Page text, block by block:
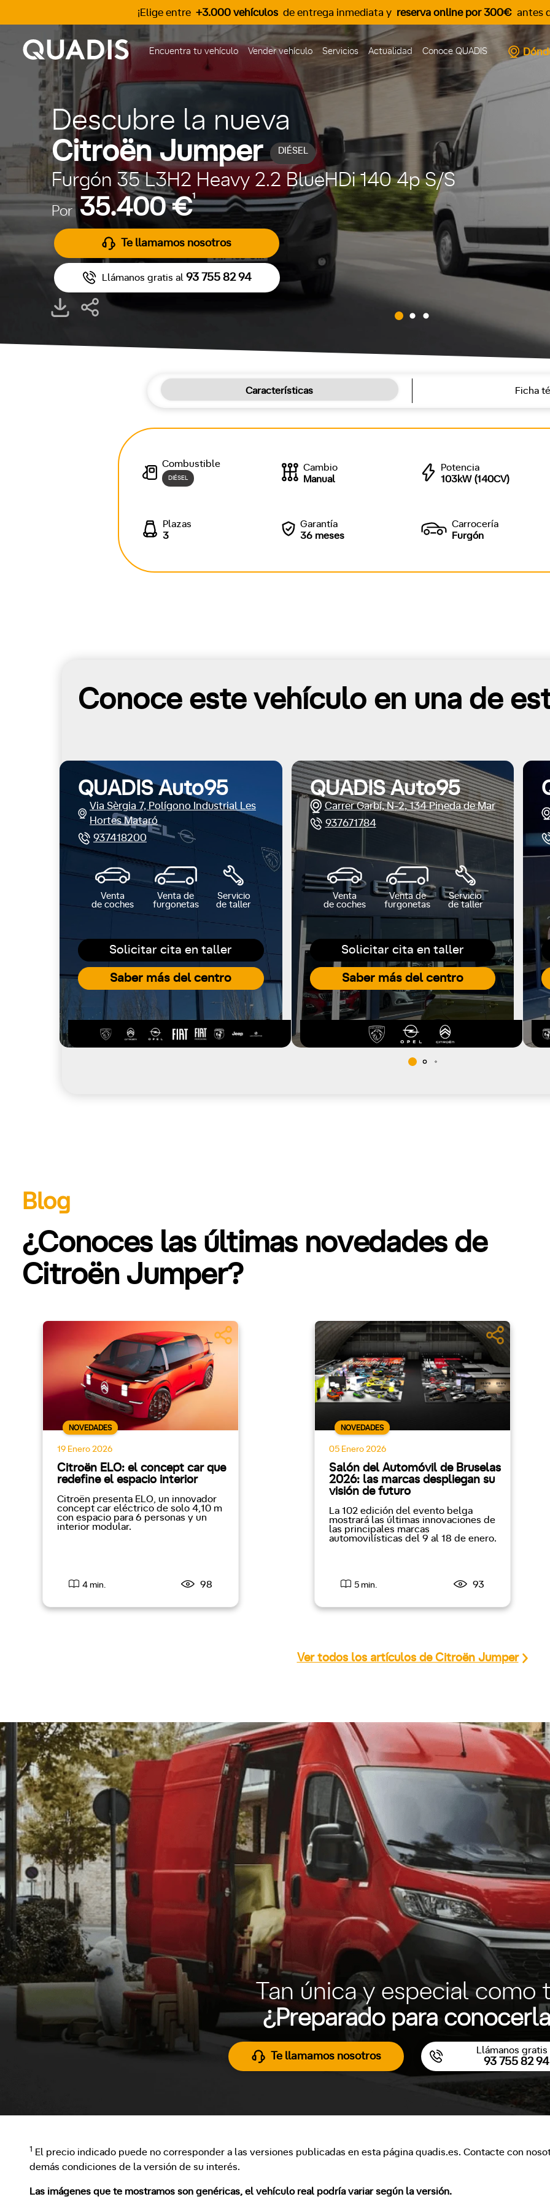
¡Elige entre +3.000 vehículos de entrega inmediata y reserva online por 300€ antes
Encuentra tu vehículo Vender vehículo Servicios Actualidad Conoce QUADIS
Descubre la nueva
Citroën Jumper
DIÉSEL
Furgón 35 L3H2 Heavy 2.2 BlueHDi 140 4p S/S
Por 35.400 €1
Te llamamos nosotros
Llámanos gratis al 93 755 82 94
Características Ficha
Combustible
DIÉSEL
Cambio
Manual
Potencia
103kW (140CV)
Plazas
3
Garantía
36 meses
Carrocería
Furgón
Conoce este vehículo en una de
Solicitar cita en taller
Saber más del centro
QUADIS Auto95
Via Sèrgia 7, Polígono Industrial Les
Hortes Mataró
937418200
Venta
de coches
Venta de
furgonetas
Servicio
de taller
Solicitar cita en taller
Saber más del centro
QUADIS Auto95
Carrer Garbí, N-2, 134 Pineda de Mar
937671784
Venta
de coches
Venta de
furgonetas
Servicio
de taller
Blog
¿Conoces las últimas novedades de
Citroën Jumper?
NOVEDADES
19 Enero 2026
Citroën ELO: el concept car que
redefine el espacio interior
Citroën presenta ELO, un innovador
concept car eléctrico de solo 4,10 m
con espacio para 6 personas y un
interior modular.
4 min. 98
NOVEDADES
05 Enero 2026
Salón del Automóvil de Bruselas
2026: las marcas despliegan su
visión de futuro
La 102 edición del evento belga
mostrará las últimas innovaciones de
las principales marcas
automovilísticas del 9 al 18 de enero.
5 min. 93
Ver todos los artículos de Citroën Jumper
Tan única y especial como
¿Preparado para
Te llamamos nosotros
Llámanos gratis
93 755 82 94
1
El precio indicado puede no corresponder a las versiones publicadas en esta página quadis.es. Contacte con
demás condiciones de la versión de su interés.
Las imágenes que te mostramos son genéricas, el vehículo real podría variar según la versión.